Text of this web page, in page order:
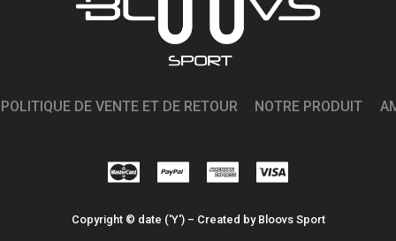
POLITIQUE DE VENTE ET DE RETOUR NOTRE PRODUIT
Copyright © date ('Y') – Created by Bloovs Sport